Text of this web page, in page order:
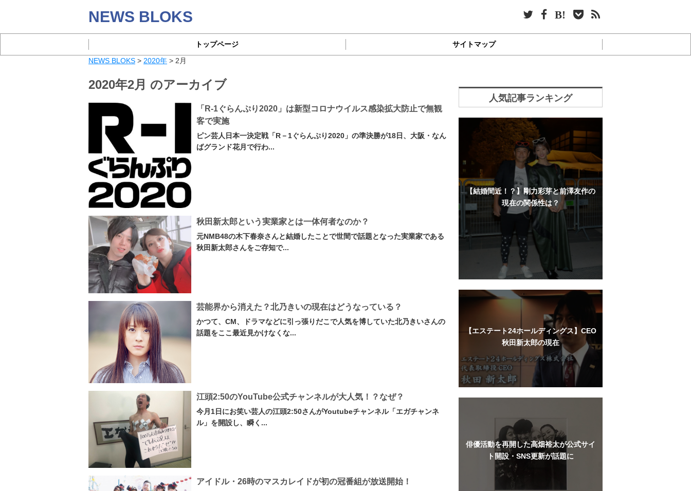
NEWS BLOKS
トップページ
サイトマップ
NEWS BLOKS > 2020年 > 2月
2020年2月 のアーカイブ
「R-1ぐらんぷり2020」は新型コロナウイルス感染拡大防止で無観
客で実施
ピン芸人日本一決定戦「R－1ぐらんぷり2020」の準決勝が18日、大阪・なん
ばグランド花月で行わ...
秋田新太郎という実業家とは一体何者なのか？
元NMB48の木下春奈さんと結婚したことで世間で話題となった実業家である
秋田新太郎さんをご存知で...
芸能界から消えた？北乃きいの現在はどうなっている？
かつて、CM、ドラマなどに引っ張りだこで人気を博していた北乃きいさんの
話題をここ最近見かけなくな...
江頭2:50のYouTube公式チャンネルが大人気！？なぜ？
今月1日にお笑い芸人の江頭2:50さんがYoutubeチャンネル「エガチャンネ
ル」を開設し、瞬く...
アイドル・26時のマスカレイドが初の冠番組が放送開始！
人気記事ランキング
【結婚間近！？】剛力彩芽と前澤友作の
現在の関係性は？
【エステート24ホールディングス】CEO
秋田新太郎の現在
俳優活動を再開した高畑裕太が公式サイ
ト開設・SNS更新が話題に